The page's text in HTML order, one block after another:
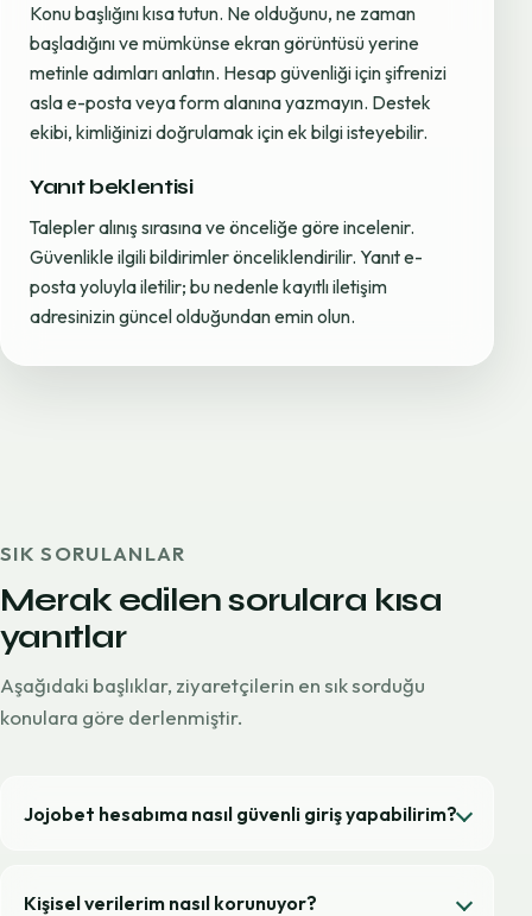
Konu başlığını kısa tutun. Ne olduğunu, ne zaman
başladığını ve mümkünse ekran görüntüsü yerine
metinle adımları anlatın. Hesap güvenliği için şifrenizi
asla e-posta veya form alanına yazmayın. Destek
ekibi, kimliğinizi doğrulamak için ek bilgi isteyebilir.
Yanıt beklentisi
Talepler alınış sırasına ve önceliğe göre incelenir.
Güvenlikle ilgili bildirimler önceliklendirilir. Yanıt e-
posta yoluyla iletilir; bu nedenle kayıtlı iletişim
adresinizin güncel olduğundan emin olun.
SIK SORULANLAR
Merak edilen sorulara kısa
yanıtlar
Aşağıdaki başlıklar, ziyaretçilerin en sık sorduğu
konulara göre derlenmiştir.
Jojobet hesabıma nasıl güvenli giriş yapabilirim?
Kişisel verilerim nasıl korunuyor?